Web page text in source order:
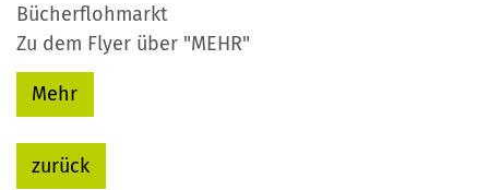
Bücherflohmarkt
Zu dem Flyer über "MEHR"
Mehr
zurück